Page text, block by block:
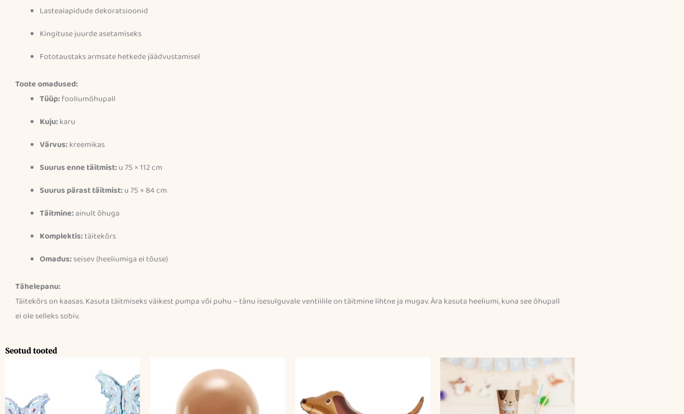
Lasteaiapidude dekoratsioonid
Kingituse juurde asetamiseks
Fototaustaks armsate hetkede jäädvustamisel
Toote omadused:
Tüüp:fooliumõhupall
Kuju:karu
Värvus:kreemikas
Suurus enne täitmist:u 75 × 112 cm
Suurus pärast täitmist:u 75 × 84 cm
Täitmine:ainult õhuga
Komplektis:täitekõrs
Omadus:seisev (heeliumiga ei tõuse)
Tähelepanu:
Täitekõrs on kaasas. Kasuta täitmiseks väikest pumpa või puhu – tänu isesulguvale ventiilile on täitmine lihtne ja mugav. Ära kasuta heeliumi, kuna see õhupall
ei ole selleks sobiv.
Seotud tooted